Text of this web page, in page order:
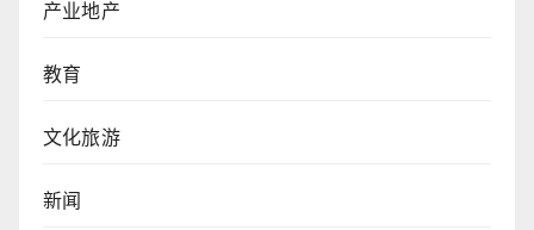
产业地产
教育
文化旅游
新闻